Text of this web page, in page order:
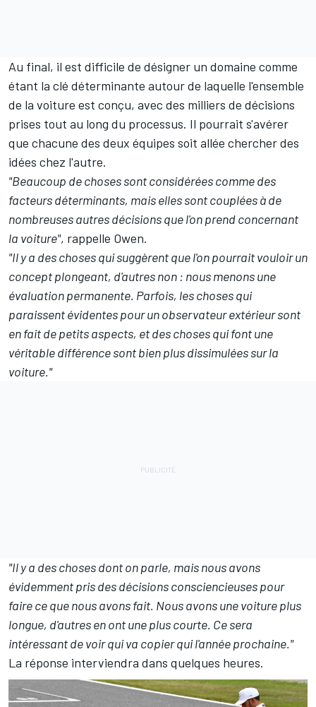
Au final, il est difficile de désigner un domaine comme
étant la clé déterminante autour de laquelle l'ensemble
de la voiture est conçu, avec des milliers de décisions
prises tout au long du processus. Il pourrait s'avérer
que chacune des deux équipes soit allée chercher des
idées chez l'autre.
"Beaucoup de choses sont considérées comme des
facteurs déterminants, mais elles sont couplées à de
nombreuses autres décisions que l'on prend concernant
la voiture", rappelle Owen.
"Il y a des choses qui suggèrent que l'on pourrait vouloir un
concept plongeant, d'autres non : nous menons une
évaluation permanente. Parfois, les choses qui
paraissent évidentes pour un observateur extérieur sont
en fait de petits aspects, et des choses qui font une
véritable différence sont bien plus dissimulées sur la
voiture."
"Il y a des choses dont on parle, mais nous avons
évidemment pris des décisions consciencieuses pour
faire ce que nous avons fait. Nous avons une voiture plus
longue, d'autres en ont une plus courte. Ce sera
intéressant de voir qui va copier qui l'année prochaine."
La réponse interviendra dans quelques heures.